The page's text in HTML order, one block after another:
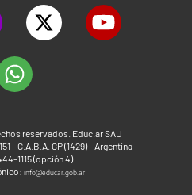
reservados. Educ.ar SAU
- C.A.B.A. CP (1429) - Argentina
1115 (opción 4)
info@educar.gob.ar